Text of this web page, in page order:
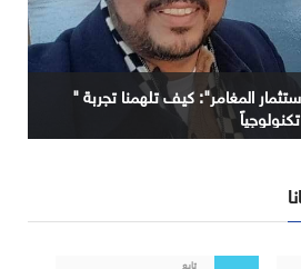
المغامر": كيف تلهمنا تجربة "
تابع